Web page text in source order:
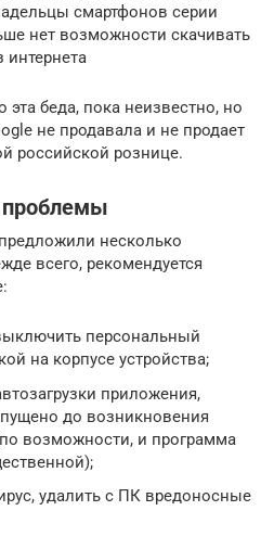
смартфонов серии
нет возможности скачивать
интернета
эта беда, пока неизвестно, но
не продавала и не продает
российской рознице.
несколько
всего, рекомендуется
персональный
на корпусе устройства;
приложения,
до возникновения
возможности, и программа
удалить с ПК вредоносные